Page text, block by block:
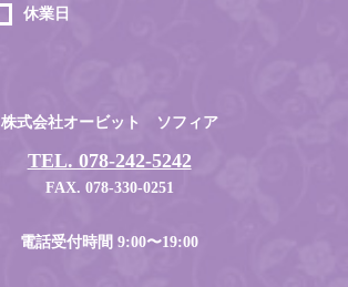
休業日
株式会社オービット ソフィア
TEL. 078-242-5242
FAX. 078-330-0251
電話受付時間 9:00〜19:00